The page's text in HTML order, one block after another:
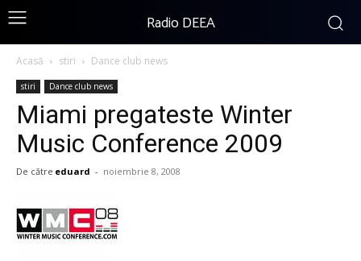
Radio DEEA
Acasă stiri Dance club news
stiri Dance club news
Miami pregateste Winter
Music Conference 2009
De către eduard - noiembrie 8, 2008